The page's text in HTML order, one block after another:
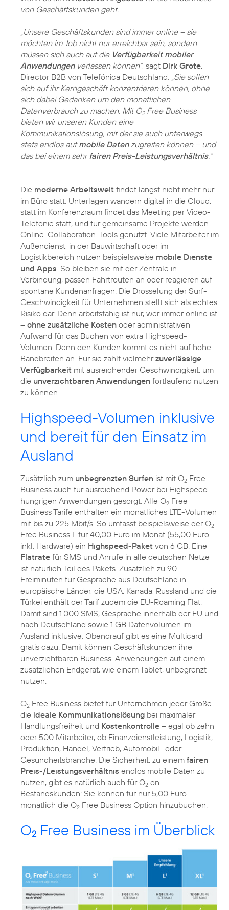
von Geschäftskunden geht.
„Unsere Geschäftskunden sind immer online – sie
möchten im Job nicht nur erreichbar sein, sondern
müssen sich auch auf dieVerfügbarkeit mobiler
Anwendungenverlassen können“, sagt Dirk Grote,
Director B2B von Telefónica Deutschland.
„Sie sollen
sich auf ihr Kerngeschäft konzentrieren können, ohne
sich dabei Gedanken um den monatlichen
Datenverbrauch zu machen. Mit O2Free Business
bieten wir unseren Kunden eine
Kommunikationslösung, mit der sie auch unterwegs
stets endlos aufmobile Datenzugreifen können – und
das bei einem sehr fairen Preis-Leistungsverhältnis.“
Die moderne Arbeitswelt findet längst nicht mehr nur
im Büro statt. Unterlagen wandern digital in die Cloud,
statt im Konferenzraum findet das Meeting per Video-
Telefonie statt, und für gemeinsame Projekte werden
Online-Collaboration-Tools genutzt. Viele Mitarbeiter im
Außendienst, in der Bauwirtschaft oder im
Logistikbereich nutzen beispielsweise mobile Dienste
und Apps . So bleiben sie mit der Zentrale in
Verbindung, passen Fahrtrouten an oder reagieren auf
spontane Kundenanfragen. Die Drosselung der Surf-
Geschwindigkeit für Unternehmen stellt sich als echtes
Risiko dar. Denn arbeitsfähig ist nur, wer immer online ist
– ohne zusätzliche Kosten oder administrativen
Aufwand für das Buchen von extra Highspeed-
Volumen. Denn den Kunden kommt es nicht auf hohe
Bandbreiten an. Für sie zählt vielmehrzuverlässige
Verfügbarkeit mit ausreichender Geschwindigkeit, um
die unverzichtbaren Anwendungen fortlaufend nutzen
zu können.
Highspeed-Volumen inklusive
und bereit für den Einsatz im
Ausland
Zusätzlich zum unbegrenzten Surfen ist mit O2 Free
Business auch für ausreichend Power bei Highspeed-
hungrigen Anwendungen gesorgt. Alle O2 Free
Business Tarife enthalten ein monatliches LTE-Volumen
mit bis zu 225 Mbit/s. So umfasst beispielsweise der O2
Free Business L für 40,00 Euro im Monat (55,00 Euro
inkl. Hardware) ein Highspeed-Paket von 6 GB. Eine
Flatrate für SMS und Anrufe in alle deutschen Netze
ist natürlich Teil des Pakets. Zusätzlich zu 90
Freiminuten für Gespräche aus Deutschland in
europäische Länder, die USA, Kanada, Russland und die
Türkei enthält der Tarif zudem die EU-Roaming Flat.
Damit sind 1.000 SMS, Gespräche innerhalb der EU und
nach Deutschland sowie 1 GB Datenvolumen im
Ausland inklusive. Obendrauf gibt es eine Multicard
gratis dazu. Damit können Geschäftskunden ihre
unverzichtbaren Business-Anwendungen auf einem
zusätzlichen Endgerät, wie einem Tablet, unbegrenzt
nutzen.
O2 Free Business bietet für Unternehmen jeder Größe
die ideale Kommunikationslösung bei maximaler
Handlungsfreiheit und Kostenkontrolle – egal ob zehn
oder 500 Mitarbeiter, ob Finanzdienstleistung, Logistik,
Produktion, Handel, Vertrieb, Automobil- oder
Gesundheitsbranche. Die Sicherheit, zu einem fairen
Preis-/Leistungsverhältnis endlos mobile Daten zu
nutzen, gibt es natürlich auch für O2 on
Bestandskunden: Sie können für nur 5,00 Euro
monatlich die O2 Free Business Option hinzubuchen.
O2 Free Business im Überblick